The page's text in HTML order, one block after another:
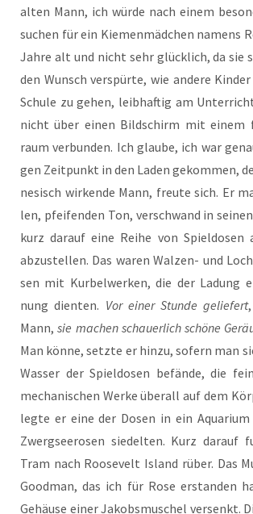
alten Mann, ich wür­de nach einem
suchen für ein Kie­men­mäd­chen namens
Jah­re alt und nicht sehr glück­lich, da sie
den Wunsch ver­spür­te, wie ande­re
Schu­le zu gehen, leib­haf­tig am
nicht über einen Bild­schirm mit einem
raum ver­bun­den. Ich glau­be, ich war
gen Zeit­punkt in den Laden gekom­men,
ne­sisch wir­ken­de Mann, freu­te sich. Er
len, pfei­fen­den Ton, ver­schwand in
kurz dar­auf eine Rei­he von Spiel­do­sen
abzu­stel­len. Das waren Wal­zen- und
sen mit Kur­bel­wer­ken, die der Ladung
nung dien­ten. Vor einer Stun­de gelie­fert
Mann,sie machen schau­er­lich schö­ne
Man kön­ne, setz­te er hin­zu, sofern man
Was­ser der Spiel­do­sen befän­de, die
mecha­ni­schen Wer­ke über­all auf dem
leg­te er eine der Dosen in ein
Zwerg­see­ro­sen sie­del­ten. Kurz dar­auf
Tram nach Roo­se­velt Island rüber. Das
Good­man, das ich für Rose erstan­den
Gehäu­se einer Jakobs­mu­schel ver­senkt.